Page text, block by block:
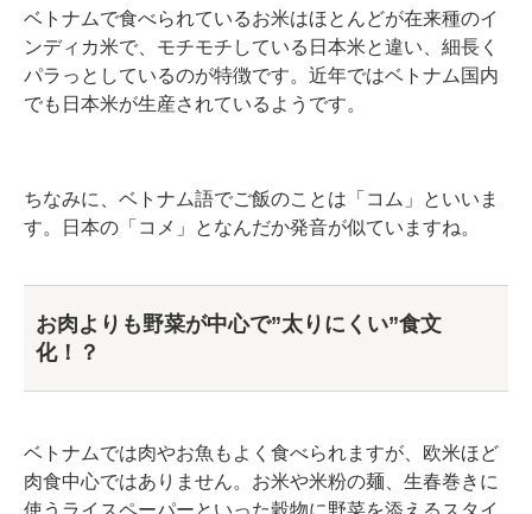
ベトナムで食べられているお米はほとんどが在来種のイ
ンディカ米で、モチモチしている日本米と違い、細長く
パラっとしているのが特徴です。近年ではベトナム国内
でも日本米が生産されているようです。
ちなみに、ベトナム語でご飯のことは「コム」といいま
す。日本の「コメ」となんだか発音が似ていますね。
お肉よりも野菜が中心で”太りにくい”食文
化！？
ベトナムでは肉やお魚もよく食べられますが、欧米ほど
肉食中心ではありません。お米や米粉の麺、生春巻きに
使うライスペーパーといった穀物に野菜を添えるスタイ